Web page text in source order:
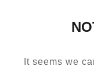
It seems we